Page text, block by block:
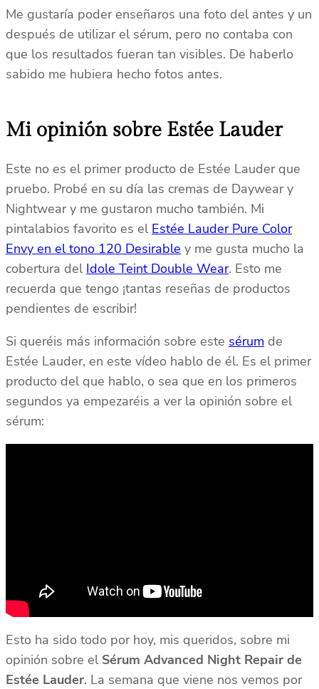
Me gustaría poder enseñaros una foto del antes y un
después de utilizar el sérum, pero no contaba con
que los resultados fueran tan visibles. De haberlo
sabido me hubiera hecho fotos antes.
Mi opinión sobre Estée Lauder
Este no es el primer producto de Estée Lauder que
pruebo. Probé en su día las cremas de Daywear y
Nightwear y me gustaron mucho también. Mi
pintalabios favorito es el Estée Lauder Pure Color
Envy en el tono 120 Desirable y me gusta mucho la
cobertura del Idole Teint Double Wear. Esto me
recuerda que tengo ¡tantas reseñas de productos
pendientes de escribir!
Si queréis más información sobre este sérum de
Estée Lauder, en este vídeo hablo de él. Es el primer
producto del que hablo, o sea que en los primeros
segundos ya empezaréis a ver la opinión sobre el
sérum:
Esto ha sido todo por hoy, mis queridos, sobre mi
opinión sobre el Sérum Advanced Night Repair de
Estée Lauder. La semana que viene nos vemos por